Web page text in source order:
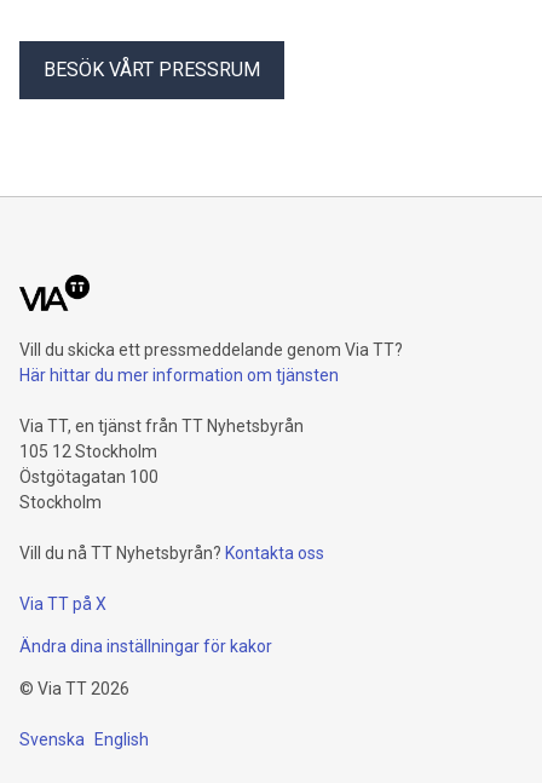
BESÖK VÅRT PRESSRUM
Vill du skicka ett pressmeddelande genom Via TT?
Här hittar du mer information om tjänsten
Via TT, en tjänst från TT Nyhetsbyrån
105 12 Stockholm
Östgötagatan 100
Stockholm
Vill du nå TT Nyhetsbyrån? Kontakta oss
Via TT på X
Ändra dina inställningar för kakor
© Via TT 2026
Svenska English